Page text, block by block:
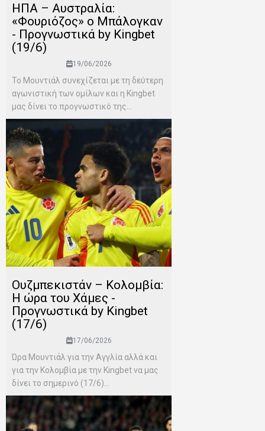
ΗΠΑ – Αυστραλία:
«Φουριόζος» ο Μπάλογκαν
- Προγνωστικά by Kingbet
(19/6)
19/06/2026
Το Μουντιάλ συνεχίζεται με τη δεύτερη
αγωνιστική των ομίλων και η Kingbet
μας δίνει το προγνωστικό της...
Ουζμπεκιστάν – Κολομβία:
Η ώρα του Χάμες -
Προγνωστικά by Kingbet
(17/6)
17/06/2026
Ώρα Μουντιάλ για την Αγγλία αλλά και
για την Κολομβία με την Kingbet να μας
δίνει το σημερινό (17/6)...